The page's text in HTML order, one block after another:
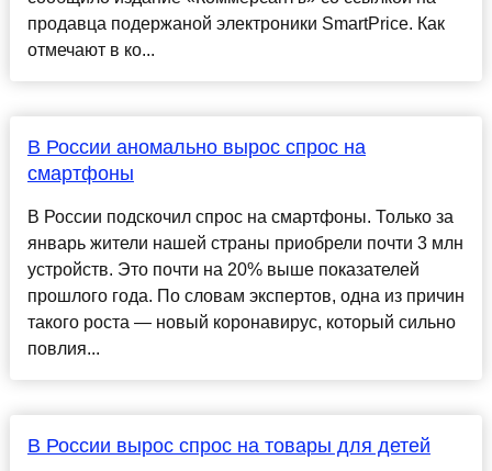
продавца подержаной электроники SmartPrice. Как
отмечают в ко...
В России аномально вырос спрос на
смартфоны
В России подскочил спрос на смартфоны. Только за
январь жители нашей страны приобрели почти 3 млн
устройств. Это почти на 20% выше показателей
прошлого года. По словам экспертов, одна из причин
такого роста — новый коронавирус, который сильно
повлия...
В России вырос спрос на товары для детей